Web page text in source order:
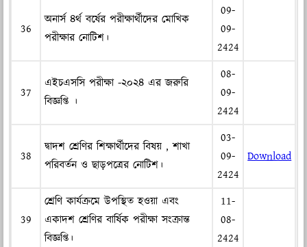
36
অনার্স ৪র্থ বর্ষের পরীক্ষার্থীদের মোখিক
পরীক্ষার নোটিশ।
09-
09-
2424
37
এইচএসসি পরীক্ষা -২০২৪ এর জরুরি
বিজ্ঞপ্তি ।
08-
09-
2424
38
দ্বাদশ শ্রেণির শিক্ষার্থীদের বিষয় , শাখা
পরিবর্তন ও ছাড়পত্রের নোটিশ।
03-
09-
2424
Download
39
শ্রেণি কার্যক্রমে উপস্থিত হওয়া এবং
একাদশ শ্রেণির বার্ষিক পরীক্ষা সংক্রান্ত
বিজ্ঞপ্তি।
11-
08-
2424